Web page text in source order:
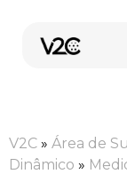
V2C » Área de
Dinâmico »